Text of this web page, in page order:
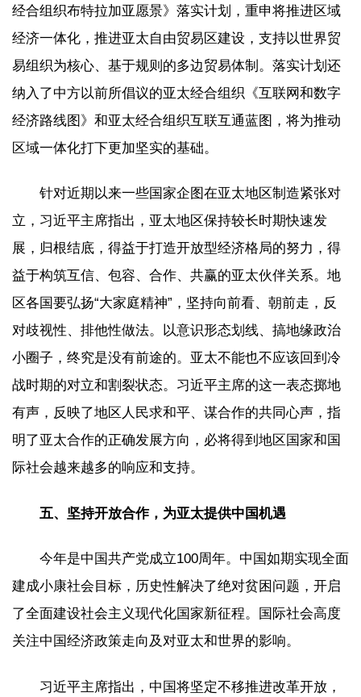
经合组织布特拉加亚愿景》落实计划，重申将推进区域
经济一体化，推进亚太自由贸易区建设，支持以世界贸
易组织为核心、基于规则的多边贸易体制。落实计划还
纳入了中方以前所倡议的亚太经合组织《互联网和数字
经济路线图》和亚太经合组织互联互通蓝图，将为推动
区域一体化打下更加坚实的基础。
针对近期以来一些国家企图在亚太地区制造紧张对
立，习近平主席指出，亚太地区保持较长时期快速发
展，归根结底，得益于打造开放型经济格局的努力，得
益于构筑互信、包容、合作、共赢的亚太伙伴关系。地
区各国要弘扬“大家庭精神”，坚持向前看、朝前走，反
对歧视性、排他性做法。以意识形态划线、搞地缘政治
小圈子，终究是没有前途的。亚太不能也不应该回到冷
战时期的对立和割裂状态。习近平主席的这一表态掷地
有声，反映了地区人民求和平、谋合作的共同心声，指
明了亚太合作的正确发展方向，必将得到地区国家和国
际社会越来越多的响应和支持。
五、坚持开放合作，为亚太提供中国机遇
今年是中国共产党成立100周年。中国如期实现全面
建成小康社会目标，历史性解决了绝对贫困问题，开启
了全面建设社会主义现代化国家新征程。国际社会高度
关注中国经济政策走向及对亚太和世界的影响。
习近平主席指出，中国将坚定不移推进改革开放，